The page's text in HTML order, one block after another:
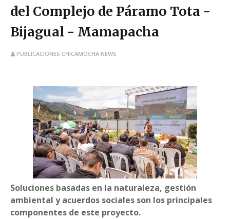
del Complejo de Páramo Tota -
Bijagual - Mamapacha
PUBLICACIONES CHICAMOCHA NEWS
Soluciones basadas en la naturaleza, gestión
ambiental y acuerdos sociales son los principales
componentes de este proyecto.